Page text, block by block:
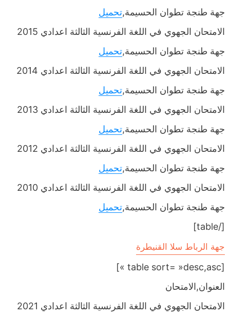
جهة طنجة تطوان الحسيمة,تحميل
الامتحان الجهوي في اللغة الفرنسية الثالثة اعدادي 2015
جهة طنجة تطوان الحسيمة,تحميل
الامتحان الجهوي في اللغة الفرنسية الثالثة اعدادي 2014
جهة طنجة تطوان الحسيمة,تحميل
الامتحان الجهوي في اللغة الفرنسية الثالثة اعدادي 2013
جهة طنجة تطوان الحسيمة,تحميل
الامتحان الجهوي في اللغة الفرنسية الثالثة اعدادي 2012
جهة طنجة تطوان الحسيمة,تحميل
الامتحان الجهوي في اللغة الفرنسية الثالثة اعدادي 2010
جهة طنجة تطوان الحسيمة,تحميل
[/table]
جهة الرباط سلا القنيطرة
[table sort= »desc,asc »]
العنوان,الامتحان
الامتحان الجهوي في اللغة الفرنسية الثالثة اعدادي 2021